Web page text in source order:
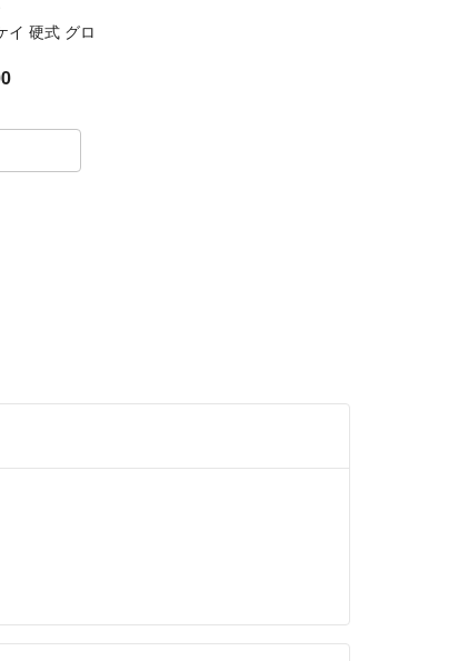
す。
a011/
イ 硬式 グロ